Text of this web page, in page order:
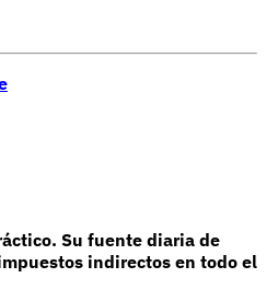
Su fuente diaria de
indirectos en todo el